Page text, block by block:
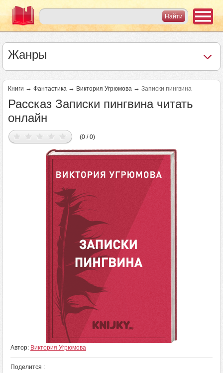
Жанры
Книги → Фантастика → Виктория Угрюмова → Записки пингвина
Рассказ Записки пингвина читать
онлайн
(0 / 0)
Автор: Виктория Угрюмова
Поделится :